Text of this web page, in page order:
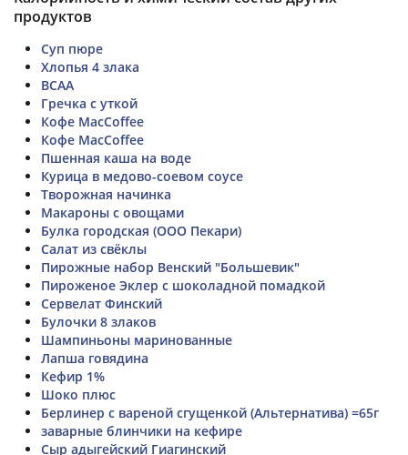
продуктов
Суп пюре
Хлопья 4 злака
BCAA
Гречка с уткой
Кофе MacCoffee
Кофе MacCoffee
Пшенная каша на воде
Курица в медово-соевом соусе
Творожная начинка
Макароны с овощами
Булка городская (ООО Пекари)
Салат из свёклы
Пирожные набор Венский "Большевик"
Пироженое Эклер с шоколадной помадкой
Сервелат Финский
Булочки 8 злаков
Шампиньоны маринованные
Лапша говядина
Кефир 1%
Шоко плюс
Берлинер с вареной сгущенкой (Альтернатива) =65г
заварные блинчики на кефире
Сыр адыгейский Гиагинский